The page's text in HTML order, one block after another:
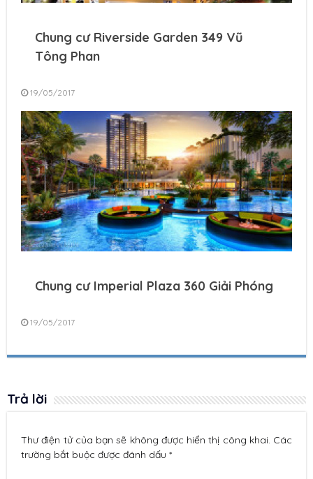
Chung cư Riverside Garden 349 Vũ
Tông Phan
19/05/2017
Chung cư Imperial Plaza 360 Giải Phóng
19/05/2017
Trả lời
Thư điện tử của bạn sẽ không được hiển thị công khai. Các
trường bắt buộc được đánh dấu *